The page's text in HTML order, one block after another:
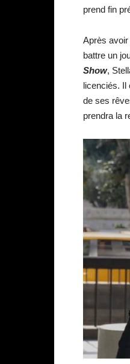
prend fin
Après avoir
battre un
Show,
licenciés. Il
de ses
prendra la